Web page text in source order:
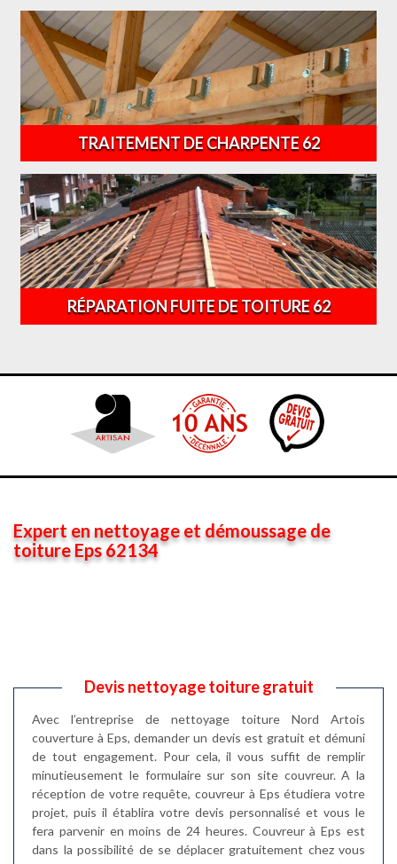
TRAITEMENT DE CHARPENTE 62
RÉPARATION FUITE DE TOITURE 62
Expert en nettoyage et démoussage de
toiture Eps 62134
Devis nettoyage toiture gratuit
Avec l’entreprise de nettoyage toiture Nord Artois
couverture à Eps, demander un devis est gratuit et démuni
de tout engagement. Pour cela, il vous suffit de remplir
minutieusement le formulaire sur son site couvreur. A la
réception de votre requête, couvreur à Eps étudiera votre
projet, puis il établira votre devis personnalisé et vous le
fera parvenir en moins de 24 heures. Couvreur à Eps est
dans la possibilité de se déplacer gratuitement chez vous